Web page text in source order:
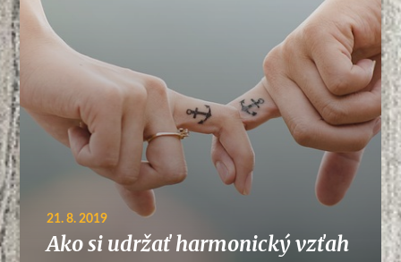
21. 8. 2019
Ako si udržať harmonický vzťah